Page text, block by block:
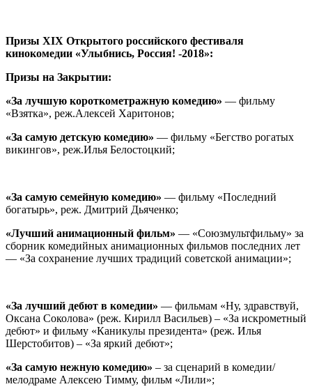
Призы ХIХ Открытого российского фестиваля
кинокомедии «Улыбнись, Россия! -2018»:
Призы на Закрытии:
«За лучшую короткометражную комедию» — фильму
«Взятка», реж.Алексей Харитонов;
«За самую детскую комедию» — фильму «Бегство рогатых
викингов», реж.Илья Белостоцкий;
«За самую семейную комедию» — фильму «Последний
богатырь», реж. Дмитрий Дьяченко;
«Лучший анимационный фильм» — «Союзмультфильму» за
сборник комедийных анимационных фильмов последних лет
— «За сохранение лучших традиций советской анимации»;
«За лучший дебют в комедии» — фильмам «Ну, здравствуй,
Оксана Соколова» (реж. Кирилл Васильев) – «За искрометный
дебют» и фильму «Каникулы президента» (реж. Илья
Шерстобитов) – «За яркий дебют»;
«За самую нежную комедию» – за сценарий в комедии/
мелодраме Алексею Тимму, фильм «Лили»;